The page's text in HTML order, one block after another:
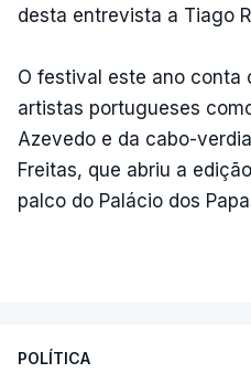
desta entrevista a Tiago
O festival este ano conta
artistas portugueses
Azevedo e da cabo-
Freitas, que abriu a
palco do Palácio dos
POLÍTICA